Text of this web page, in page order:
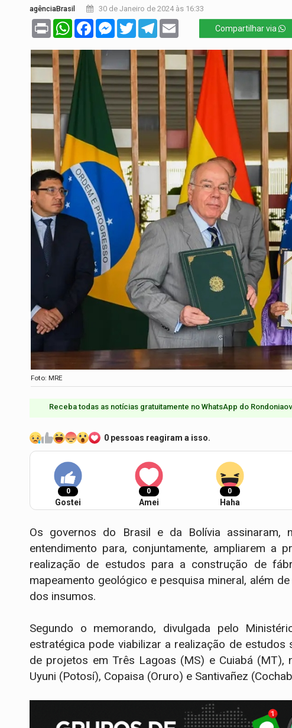
agênciaBrasil 30 de Janeiro de 2024 às 16:33
Print WhatsAppFacebookMessenger
TwitterTelegram Compartilhar via
Foto: MRE
Receba todas as notícias gratuitamente no WhatsApp do
0 pessoas reagiram a isso.
0
Gostei
0
Amei
0
Haha
Os governos do Brasil e da Bolívia assinaram,
entendimento para, conjuntamente, ampliarem a
realização de estudos para a construção de
mapeamento geológico e pesquisa mineral, além
dos insumos.
Segundo o memorando, divulgada pelo
estratégica pode viabilizar a realização de
de projetos em Três Lagoas (MS) e Cuiabá (MT),
Uyuni (Potosí), Copaisa (Oruro) e Santivañez